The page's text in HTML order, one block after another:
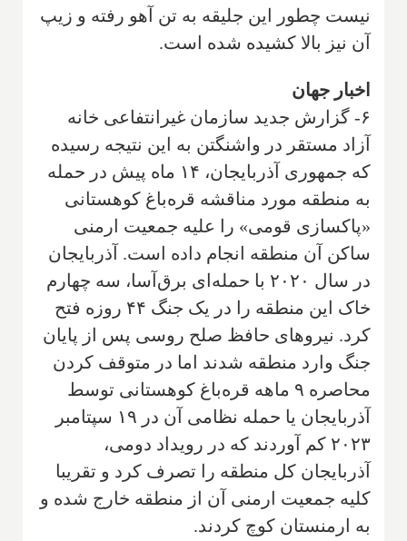
نیست چطور این جلیقه به تن آهو رفته و زیپ
آن نیز بالا کشیده شده است.
اخبار جهان
۶- گزارش جدید سازمان غیرانتفاعی خانه
آزاد مستقر در واشنگتن به این نتیجه رسیده
که جمهوری آذربایجان، ۱۴ ماه پیش در حمله
به منطقه مورد مناقشه قره‌باغ کوهستانی
«پاکسازی قومی» را علیه جمعیت ارمنی
ساکن آن منطقه انجام داده است. آذربایجان
در سال ۲۰۲۰ با حمله‌ای برق‌آسا، سه چهارم
خاک این منطقه را در یک جنگ ۴۴ روزه فتح
کرد. نیروهای حافظ صلح روسی پس از پایان
جنگ وارد منطقه شدند اما در متوقف کردن
محاصره ۹ ماهه قره‌باغ کوهستانی توسط
آذربایجان یا حمله نظامی آن در ۱۹ سپتامبر
۲۰۲۳ کم آوردند که در رویداد دومی،
آذربایجان کل منطقه را تصرف کرد و تقریبا
کلیه جمعیت ارمنی آن از منطقه خارج شده و
به ارمنستان کوچ کردند.